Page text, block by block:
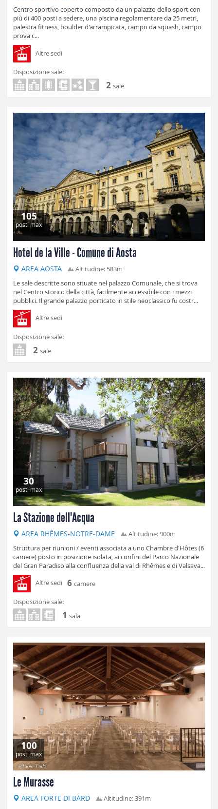
Centro sportivo coperto composto da un palazzo dello sport con
più di 400 posti a sedere, una piscina regolamentare da 25 metri,
palestra fitness, boulder d'arrampicata, campo da squash, campo
prova c...
Altre sedi
Disposizione sale:
2 sale
105
posti max
Hotel de la Ville - Comune di Aosta
AREA AOSTA
Altitudine: 583m
Le sale descritte sono situate nel palazzo Comunale, che si trova
nel Centro storico della città, facilmente accessibile con i mezzi
pubblici. Il grande palazzo porticato in stile neoclassico fu costr...
Altre sedi
Disposizione sale:
2 sale
30
posti max
La Stazione dell'Acqua
AREA RHÊMES-NOTRE-DAME
Altitudine: 900m
Struttura per riunioni / eventi associata a uno Chambre d'Hôtes (6
camere) posto in posizione isolata, ai confini del Parco Nazionale
del Gran Paradiso alla confluenza della val di Rhêmes e di Valsava...
Altre sedi 6 camere
Disposizione sale:
1 sala
100
posti max
Le Murasse
AREA FORTE DI BARD
Altitudine: 391m